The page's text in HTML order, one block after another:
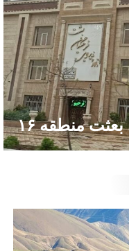
بعثت منطقه ۱۶